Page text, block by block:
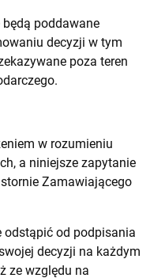
poddawane
decyzji w tym
poza teren
w rozumieniu
a niniejsze zapytanie
Zamawiającego
od podpisania
decyzji na każdym
ze względu na